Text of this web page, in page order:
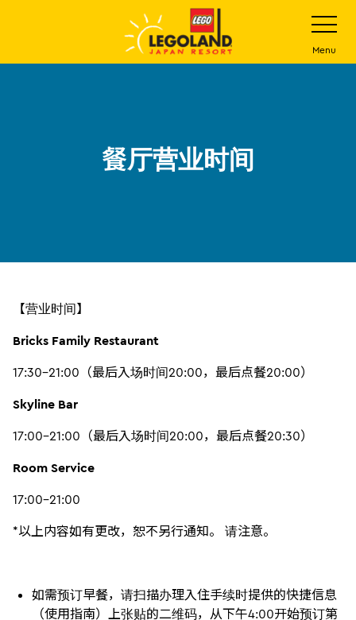
主
打
开
网
站
菜
单
Menu
餐厅营业时间
【营业时间】
Bricks Family Restaurant
17:30-21:00（最后入场时间20:00，最后点餐20:00）
Skyline Bar
17:00-21:00（最后入场时间20:00，最后点餐20:30）
Room Service
17:00-21:00
*以上内容如有更改，恕不另行通知。 请注意。
如需预订早餐，请扫描办理入住手续时提供的快捷信息
（使用指南）上张贴的二维码，从下午4:00开始预订第